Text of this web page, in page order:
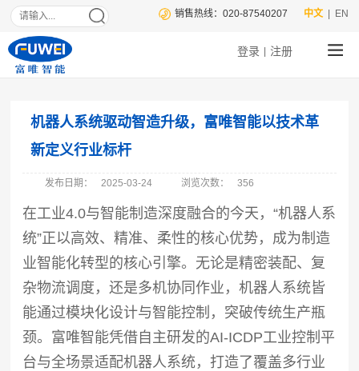
| EN
中文
销售热线：020-87540207
登录 注册
机器人系统驱动智造升级，富唯智能以技术革
新定义行业标杆
发布日期： 2025-03-24 浏览次数： 356
在工业4.0与智能制造深度融合的今天，“机器人系
统”正以高效、精准、柔性的核心优势，成为制造
业智能化转型的核心引擎。无论是精密装配、复
杂物流调度，还是多机协同作业，机器人系统皆
能通过模块化设计与智能控制，突破传统生产瓶
颈。富唯智能凭借自主研发的AI-ICDP工业控制平
台与全场景适配机器人系统，打造了覆盖多行业